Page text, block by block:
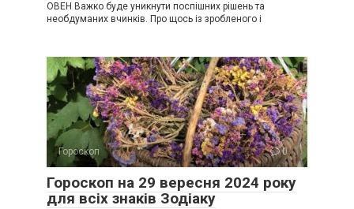
ОВЕН Важко буде уникнути поспішних рішень та
необдуманих вчинків. Про щось із зробленого і
Гороскоп 0
Гороскоп на 29 вересня 2024 року
для всіх знаків Зодіаку